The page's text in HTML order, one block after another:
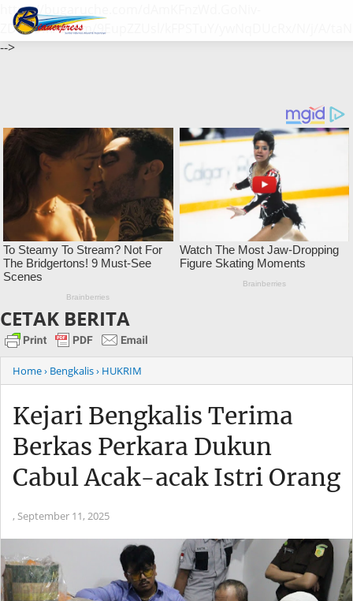
https://bugaruche.com/dAmKFnzWd.GoNiv-
ZDGvUM/DeFm/9EupZZUsl/kFPSTuY/ywNqDUcRx/N/j/A/
-->
CETAK BERITA
Home› Bengkalis› HUKRIM
Kejari Bengkalis Terima
Berkas Perkara Dukun
Cabul Acak-acak Istri Orang
, September 11, 2025